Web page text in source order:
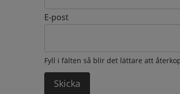
E-post
Fyll i fälten så blir det lättare att